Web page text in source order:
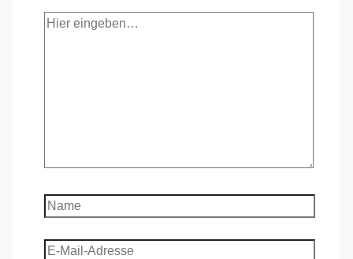
Hier
Name
E-